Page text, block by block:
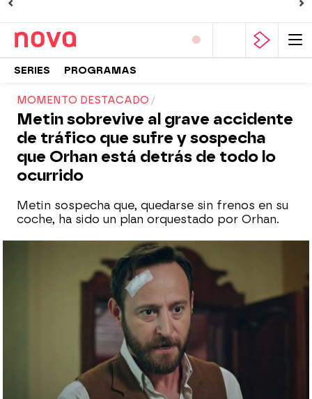
SERIES PROGRAMAS
MOMENTO DESTACADO
Metin sobrevive al grave accidente
de tráfico que sufre y sospecha
que Orhan está detrás de todo lo
ocurrido
Metin sospecha que, quedarse sin frenos en su
coche, ha sido un plan orquestado por Orhan.
Publicado:10 de diciembre de 2023, 18:18